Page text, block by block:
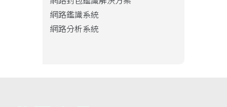
網路鑑識系統
網路分析系統